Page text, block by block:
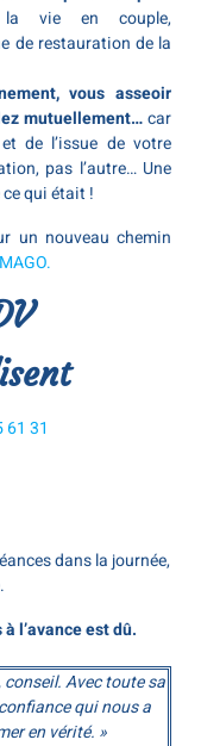
la vie en couple,
de restauration de la
vous asseoir
mutuellement…car
de l’issue de votre
pas l’autre… Une
qui était !
un nouveau chemin
61 31
dans la journée,
l’avance est dû.
Avec toute sa
qui nous a
en vérité. »